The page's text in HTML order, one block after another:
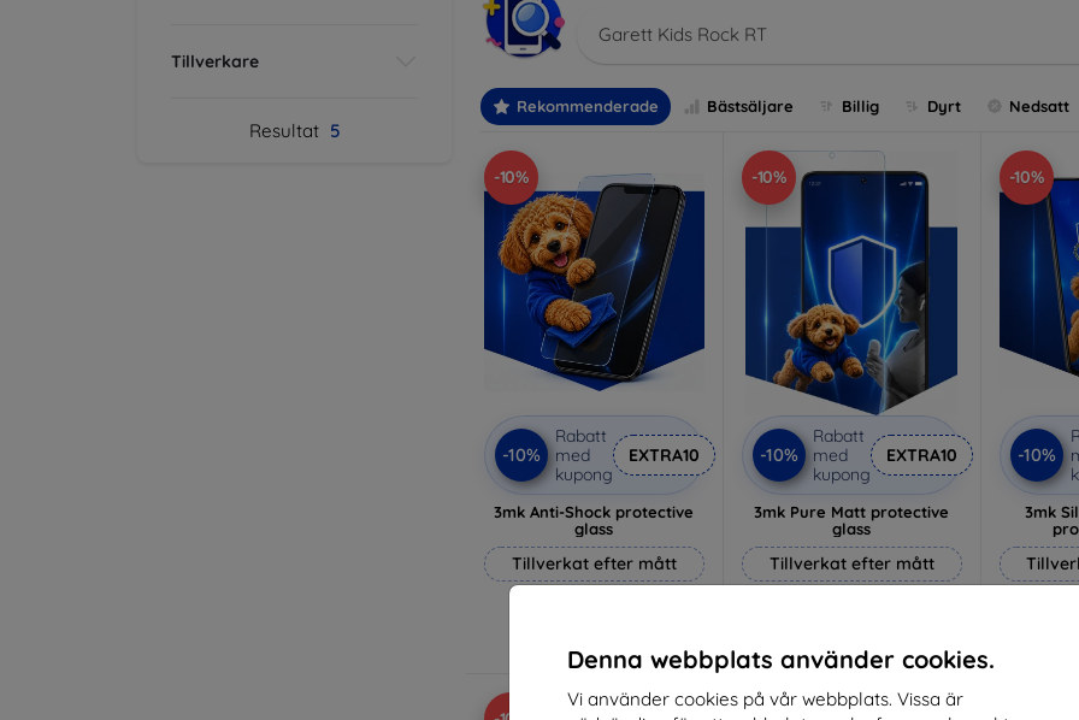
Denna webbplats använder cookies.
Vi använder cookies på vår webbplats. Vissa är
Tillverkare
Resultat 5
Garett Kids Rock RT
Rekommenderade Bästsäljare Billig Dyrt Nedsatt
-10%
-10%
Rabatt
med
kupong
EXTRA10
3mk Anti-Shock protective
glass
Tillverkat efter mått
I lager > 5 st
-10%
-10%
Rabatt
med
kupong
EXTRA10
3mk Pure Matt protective
glass
Tillverkat efter mått
I lager > 5 st
-10%
-10%
3mk
I